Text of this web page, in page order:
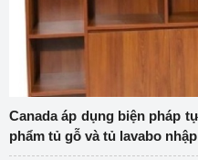
Canada áp dụng biện pháp
phẩm tủ gỗ và tủ lavabo